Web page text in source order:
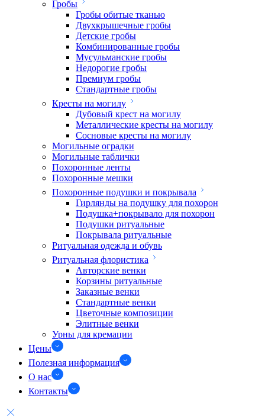
Гробы
Гробы обитые тканью
Двухкрышечные гробы
Детские гробы
Комбинированные гробы
Мусульманские гробы
Недорогие гробы
Премиум гробы
Стандартные гробы
Кресты на могилу
Дубовый крест на могилу
Металлические кресты на могилу
Сосновые кресты на могилу
Могильные оградки
Могильные таблички
Похоронные ленты
Похоронные мешки
Похоронные подушки и покрывала
Гирлянды на подушку для похорон
Подушка+покрывало для похорон
Подушки ритуальные
Покрывала ритуальные
Ритуальная одежда и обувь
Ритуальная флористика
Авторские венки
Корзины ритуальные
Заказные венки
Стандартные венки
Цветочные композиции
Элитные венки
Урны для кремации
Цены
Полезная информация
О нас
Контакты